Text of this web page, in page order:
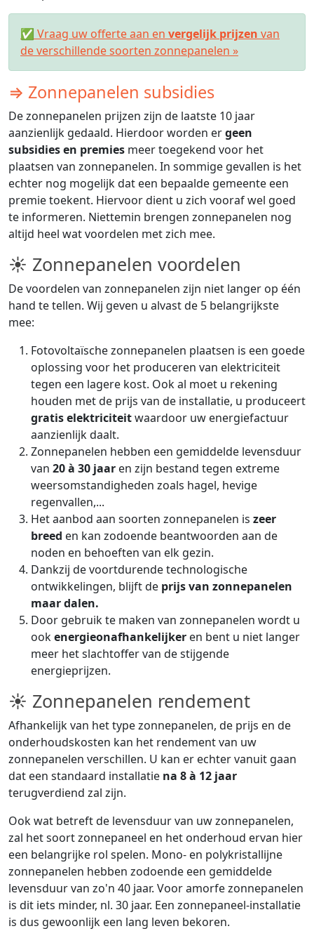
✅ Vraag uw offerte aan en vergelijk prijzen van
de verschillende soorten zonnepanelen »
⇒ Zonnepanelen subsidies
De zonnepanelen prijzen zijn de laatste 10 jaar
aanzienlijk gedaald. Hierdoor worden ergeen
subsidies en premies meer toegekend voor het
plaatsen van zonnepanelen. In sommige gevallen is het
echter nog mogelijk dat een bepaalde gemeente een
premie toekent. Hiervoor dient u zich vooraf wel goed
te informeren. Niettemin brengen zonnepanelen nog
altijd heel wat voordelen met zich mee.
☀ Zonnepanelen voordelen
De voordelen van zonnepanelen zijn niet langer op één
hand te tellen. Wij geven u alvast de 5 belangrijkste
mee:
Fotovoltaïsche zonnepanelen plaatsen is een goede
oplossing voor het produceren van elektriciteit
tegen een lagere kost. Ook al moet u rekening
houden met de prijs van de installatie, u produceert
gratis elektriciteitwaardoor uw energiefactuur
aanzienlijk daalt.
Zonnepanelen hebben een gemiddelde levensduur
van 20 à 30 jaar en zijn bestand tegen extreme
weersomstandigheden zoals hagel, hevige
regenvallen,...
Het aanbod aan soorten zonnepanelen is zeer
breed en kan zodoende beantwoorden aan de
noden en behoeften van elk gezin.
Dankzij de voortdurende technologische
ontwikkelingen, blijft de prijs van zonnepanelen
maar dalen.
Door gebruik te maken van zonnepanelen wordt u
ookenergieonafhankelijker en bent u niet langer
meer het slachtoffer van de stijgende
energieprijzen.
☀ Zonnepanelen rendement
Afhankelijk van het type zonnepanelen, de prijs en de
onderhoudskosten kan het rendement van uw
zonnepanelen verschillen. U kan er echter vanuit gaan
dat een standaard installatie na 8 à 12 jaar
terugverdiend zal zijn.
Ook wat betreft de levensduur van uw zonnepanelen,
zal het soort zonnepaneel en het onderhoud ervan hier
een belangrijke rol spelen. Mono- en polykristallijne
zonnepanelen hebben zodoende een gemiddelde
levensduur van zo'n 40 jaar. Voor amorfe zonnepanelen
is dit iets minder, nl. 30 jaar. Een zonnepaneel-installatie
is dus gewoonlijk een lang leven bekoren.